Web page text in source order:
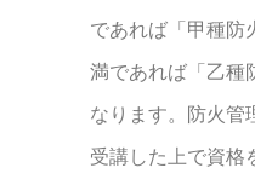
であれば「甲種防
満であれば「乙種
なります。防火管
受講した上で資格